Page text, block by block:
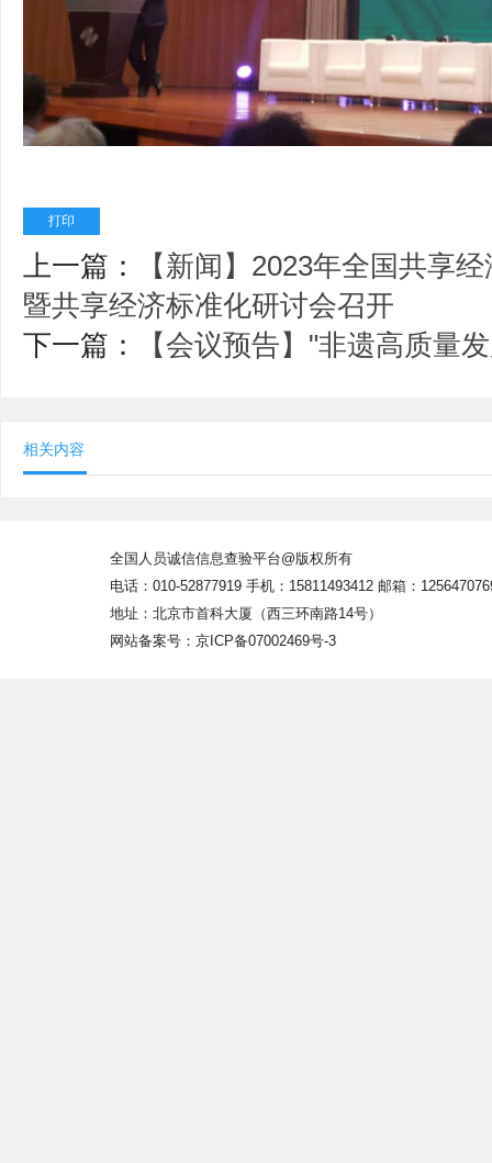
打印
上一篇：
【新闻】2023年全国共享
暨共享经济标准化研讨会召开
下一篇：
【会议预告】"非遗高质量
相关内容
全国人员诚信信息查验平台@版权所有
电话：010-52877919 手机：15811493412 邮箱：
地址：北京市首科大厦（西三环南路14号）
网站备案号：京ICP备07002469号-3